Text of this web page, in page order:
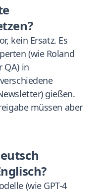
kein Ersatz. Es
(wie Roland
QA) in
gießen.
müssen aber
(wie GPT-4